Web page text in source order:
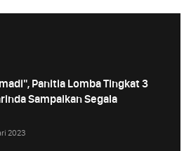
Panitia Lomba Tingkat 3
Sampaikan Segala
2023